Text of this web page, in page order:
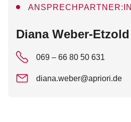
ANSPRECHPARTNER:IN
:
Diana Weber-Etzold
069 – 66 80 50 631
diana.weber@apriori.de